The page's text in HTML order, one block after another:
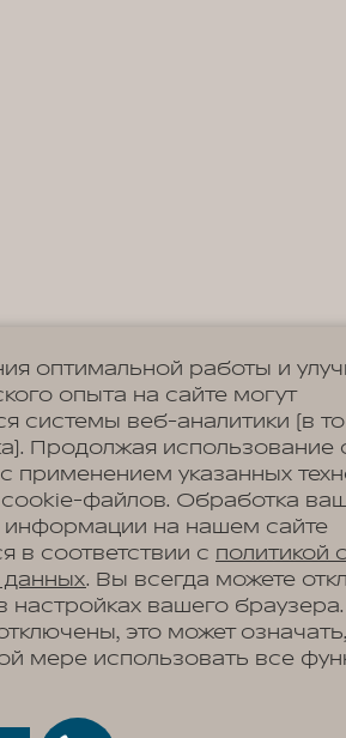
оптимальной работы и
опыта на сайте могут
системы веб-аналитики (в
Продолжая использование
применением указанных
файлов. Обработка
информации на нашем сайте
в соответствии с политикой
. Вы всегда можете
вашего
это может
мере использовать все